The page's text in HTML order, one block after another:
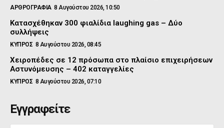
ΑΡΘΡΟΓΡΑΦΙΑ 8 Αυγούστου 2026, 10:50
Κατασχέθηκαν 300 φιαλίδια laughing gas – Δύο
συλλήψεις
ΚΥΠΡΟΣ 8 Αυγούστου 2026, 08:45
Χειροπέδες σε 12 πρόσωπα στο πλαίσιο επιχειρήσεων
Αστυνόμευσης – 402 καταγγελίες
ΚΥΠΡΟΣ 8 Αυγούστου 2026, 07:10
Εγγραφείτε